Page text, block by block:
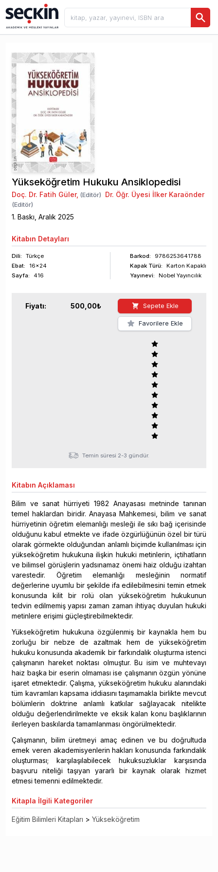
Yükseköğretim Hukuku Ansiklopedisi
Doç. Dr. Fatih Güler, (Editör) Dr. Öğr. Üyesi İlker Karaönder
(Editör)
1. Baskı, Aralık 2025
Kitabın Detayları
Dili:
Türkçe
Ebat:
16x24
Sayfa: 416
Barkod:
9786253641788
Kapak Türü:
Karton Kapaklı
Yayınevi:
Nobel Yayıncılık
Fiyatı: 500,00₺ Sepete Ekle
Favorilere Ekle
Temin süresi 2-3 gündür.
Kitabın Açıklaması
Bilim ve sanat hürriyeti 1982 Anayasası metninde tanınan
temel haklardan biridir. Anayasa Mahkemesi, bilim ve sanat
hürriyetinin öğretim elemanlığı mesleği ile sıkı bağ içerisinde
olduğunu kabul etmekte ve ifade özgürlüğünün özel bir türü
olarak görmekte olduğundan anlamlı biçimde kullanılması için
yükseköğretim hukukuna ilişkin hukuki metinlerin, içtihatların
ve bilimsel görüşlerin yadsınamaz önemi haiz olduğu izahtan
varestedir. Öğretim elemanlığı mesleğinin normatif
değerlerine uyumlu bir şekilde ifa edilebilmesini temin etmek
konusunda kilit bir rolü olan yükseköğretim hukukunun
tedvin edilmemiş yapısı zaman zaman ihtiyaç duyulan hukuki
metinlere erişimi güçleştirebilmektedir.
Yükseköğretim hukukuna özgülenmiş bir kaynakla hem bu
zorluğu bir nebze de azaltmak hem de yükseköğretim
hukuku konusunda akademik bir farkındalık oluşturma istenci
çalışmanın hareket noktası olmuştur. Bu isim ve muhtevayı
haiz başka bir eserin olmaması ise çalışmanın özgün yönüne
işaret etmektedir. Çalışma, yükseköğretim hukuku alanındaki
tüm kavramları kapsama iddiasını taşımamakla birlikte mevcut
bölümlerin doktrine anlamlı katkılar sağlayacak nitelikte
olduğu değerlendirilmekte ve eksik kalan konu başlıklarının
ilerleyen baskılarda tamamlanması öngörülmektedir.
Çalışmanın, bilim üretmeyi amaç edinen ve bu doğrultuda
emek veren akademisyenlerin hakları konusunda farkındalık
oluşturması; karşılaşılabilecek hukuksuzluklar karşısında
başvuru niteliği taşıyan yararlı bir kaynak olarak hizmet
etmesi temenni edilmektedir.
Kitapla İlgili Kategoriler
Eğitim Bilimleri Kitapları > Yükseköğretim